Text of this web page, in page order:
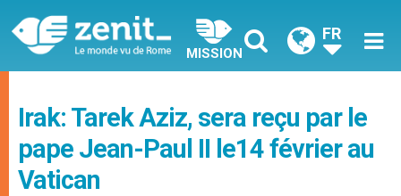
MISSION
FR
Irak: Tarek Aziz, sera reçu par le
pape Jean-Paul II le14 février au
Vatican